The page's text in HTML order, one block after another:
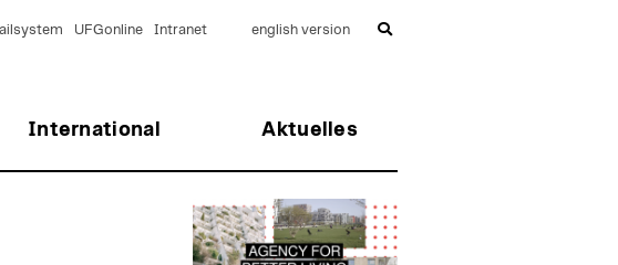
International Aktuelles
UFGonline Intranet english version